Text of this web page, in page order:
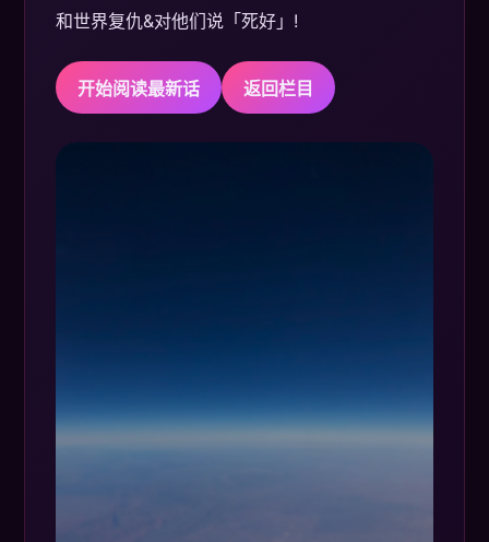
和世界复仇&对他们说「死好」!
开始阅读最新话 返回栏目